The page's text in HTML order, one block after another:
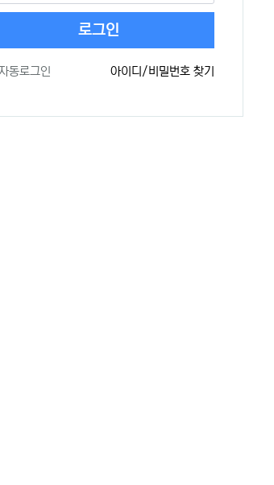
로그인
동로그인 아이디/비밀번호 찾기